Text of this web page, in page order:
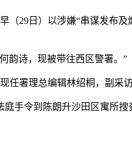
（29日）以涉嫌“串谋发布
韵诗，现被带往西区警署。”
署理总编辑林绍桐，副采
手令到陈朗升沙田区寓所搜